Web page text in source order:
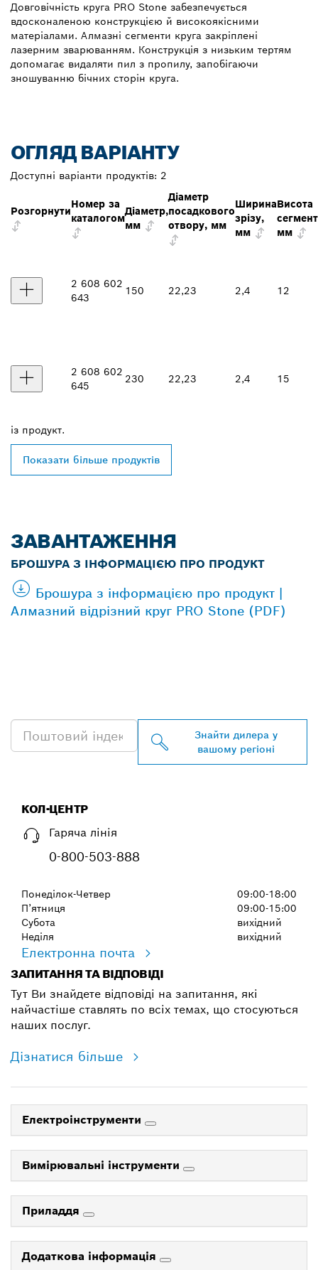
Довговічність круга PRO Stone забезпечується
вдосконаленою конструкцією й високоякісними
матеріалами. Алмазні сегменти круга закріплені
лазерним зварюванням. Конструкція з низьким тертям
допомагає видаляти пил з пропилу, запобігаючи
зношуванню бічних сторін круга.
ОГЛЯД ВАРІАНТУ
Доступні варіанти продуктів: 2
Розгорнути
Номер за
каталогом
Діаметр,
мм
Діаметр
посадкового
отвору, мм
Ширина
зрізу,
мм
Висота
мм
2 608 602
643
150 22,23 2,4 12
2 608 602
645
230 22,23 2,4 15
із продукт.
Показати більше продуктів
ЗАВАНТАЖЕННЯ
БРОШУРА З ІНФОРМАЦІЄЮ ПРО ПРОДУКТ
Брошура з інформацією про продукт |
Алмазний відрізний круг PRO Stone (PDF)
Знайти дилера у
вашому регіоні
КОЛ-ЦЕНТР
Гаряча лінія
0-800-503-888
Понеділок-Четвер
П’ятниця
Субота
Неділя
09:00-18:00
09:00-15:00
вихідний
вихідний
Електронна почта
ЗАПИТАННЯ ТА ВІДПОВІДІ
Тут Ви знайдете відповіді на запитання, які
найчастіше ставлять по всіх темах, що стосуються
наших послуг.
Дізнатися більше
Електроінструменти
Вимірювальні інструменти
Приладдя
Додаткова інформація